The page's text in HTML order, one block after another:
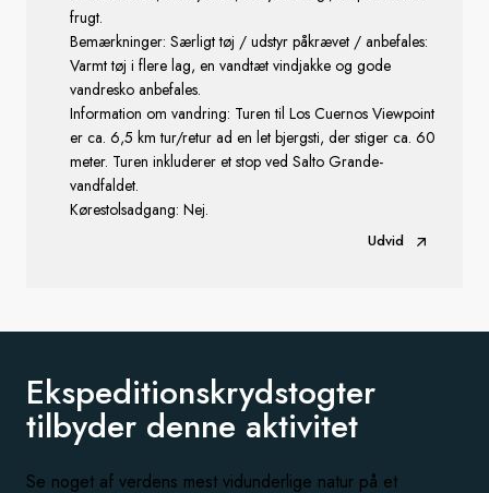
frugt.
Bemærkninger: Særligt tøj / udstyr påkrævet / anbefales:
Varmt tøj i flere lag, en vandtæt vindjakke og gode
vandresko anbefales.
Information om vandring: Turen til Los Cuernos Viewpoint
er ca. 6,5 km tur/retur ad en let bjergsti, der stiger ca. 60
meter. Turen inkluderer et stop ved Salto Grande-
vandfaldet.
Kørestolsadgang: Nej.
Udvid
Ekspeditionskrydstogter
tilbyder denne aktivitet
Se noget af verdens mest vidunderlige natur på et